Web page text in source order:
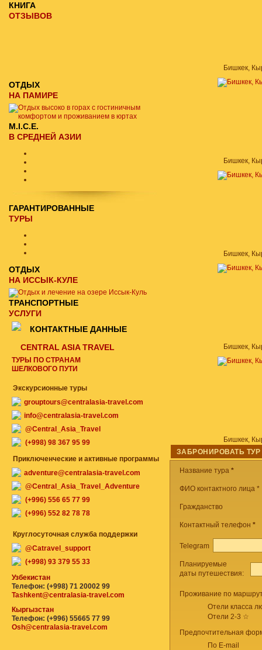
Бишкек,
Бишкек,
Бишкек,
Бишкек,
Бишкек,
ЗАБРОНИРОВАТЬ ТУР
Название тура *
ФИО контактного лица *
Гражданство
Контактный телефон *
Telegram
Планируемые
даты путешествия:
Проживание по
Отели класса
Отели 2-3 ☆
Предпочтительная
По E-mail
КНИГА
ОТЗЫВОВ
ОТДЫХ
НА ПАМИРЕ
M.I.C.E.
В СРЕДНЕЙ АЗИИ
ГАРАНТИРОВАННЫЕ
ТУРЫ
ОТДЫХ
НА ИССЫК-КУЛЕ
ТРАНСПОРТНЫЕ
УСЛУГИ
КОНТАКТНЫЕ ДАННЫЕ
CENTRAL ASIA TRAVEL
ТУРЫ ПО СТРАНАМ
ШЕЛКОВОГО ПУТИ
Экскурсионные туры
grouptours@centralasia-travel.com
info@centralasia-travel.com
@Central_Asia_Travel
(+998) 98 367 95 99
Приключенческие и активные программы
adventure@centralasia-travel.com
@Central_Asia_Travel_Adventure
(+996) 556 65 77 99
(+996) 552 82 78 78
Круглосуточная служба поддержки
@Catravel_support
(+998) 93 379 55 33
Узбекистан
Телефон: (+998) 71 20002 99
Tashkent@centralasia-travel.com
Кыргызстан
Телефон: (+996) 55665 77 99
Osh@centralasia-travel.com